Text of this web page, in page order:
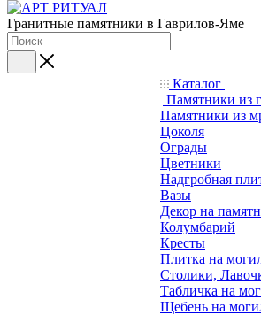
Гранитные памятники в Гаврилов-Яме
Каталог
Памятники из
Памятники из
Цоколя
Ограды
Цветники
Надгробная
Вазы
Декор на
Колумбарий
Кресты
Плитка на
Столики,
Табличка на
Щебень на